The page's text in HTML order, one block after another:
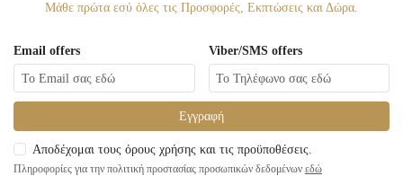
Μάθε πρώτα εσύ όλες τις Προσφορές, Εκπτώσεις και Δώρα.
Email offers Viber/SMS offers
Εγγραφή
Αποδέχομαι τους όρους χρήσης και τις προϋποθέσεις.
Πληροφορίες για την πολιτική προστασίας προσωπικών δεδομένων εδώ